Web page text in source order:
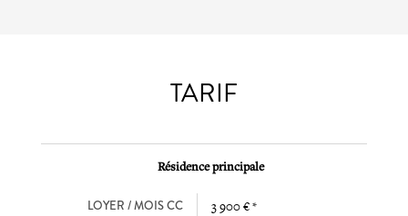
TARIF
Résidence principale
LOYER / MOIS CC 3 900 € *